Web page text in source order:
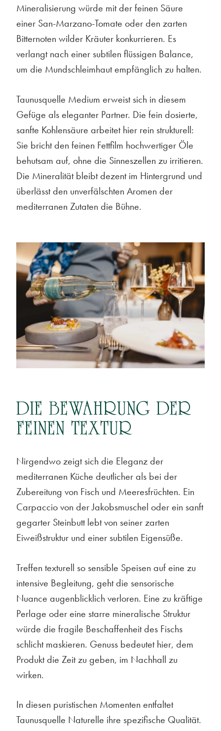
Mineralisierung würde mit der feinen Säure
einer San-Marzano-Tomate oder den zarten
Bitternoten wilder Kräuter konkurrieren. Es
verlangt nach einer subtilen flüssigen Balance,
um die Mundschleimhaut empfänglich zu halten.
Taunusquelle Medium erweist sich in diesem
Gefüge als eleganter Partner. Die fein dosierte,
sanfte Kohlensäure arbeitet hier rein strukturell:
Sie bricht den feinen Fettfilm hochwertiger Öle
behutsam auf, ohne die Sinneszellen zu irritieren.
Die Mineralität bleibt dezent im Hintergrund und
überlässt den unverfälschten Aromen der
mediterranen Zutaten die Bühne.
DIE BEWAHRUNG DER
FEINEN TEXTUR
Nirgendwo zeigt sich die Eleganz der
mediterranen Küche deutlicher als bei der
Zubereitung von Fisch und Meeresfrüchten. Ein
Carpaccio von der Jakobsmuschel oder ein sanft
gegarter Steinbutt lebt von seiner zarten
Eiweißstruktur und einer subtilen Eigensüße.
Treffen texturell so sensible Speisen auf eine zu
intensive Begleitung, geht die sensorische
Nuance augenblicklich verloren. Eine zu kräftige
Perlage oder eine starre mineralische Struktur
würde die fragile Beschaffenheit des Fischs
schlicht maskieren. Genuss bedeutet hier, dem
Produkt die Zeit zu geben, im Nachhall zu
wirken.
In diesen puristischen Momenten entfaltet
Taunusquelle Naturelle ihre spezifische Qualität.